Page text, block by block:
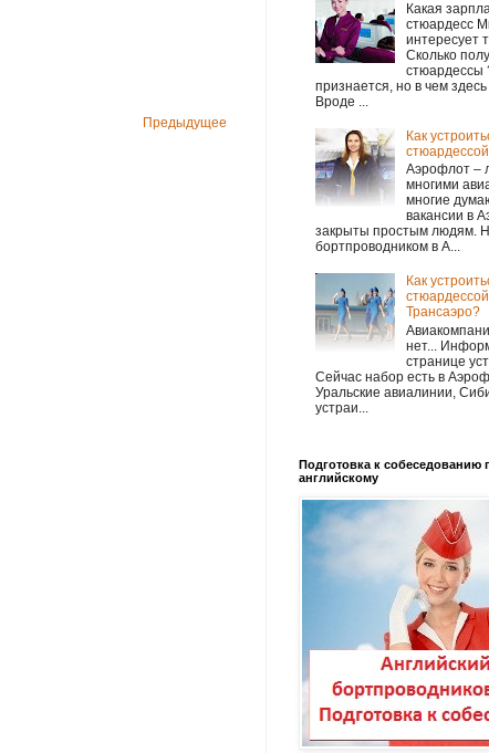
Предыдущее
Какая
стюардесс
интересует
Сколько
стюардессы
признается, но в чем
Вроде ...
Как
Аэрофлот –
многими
многие
вакансии в
закрыты простым людям.
бортпроводником в А...
Как
Трансаэро?
нет...
странице
Сейчас набор есть в
Уральские авиалинии,
устраи...
Подготовка к собеседованию
английскому